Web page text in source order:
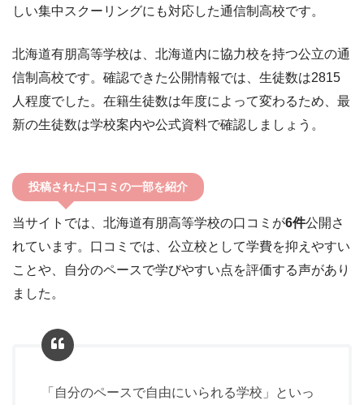
しい集中スクーリングにも対応した通信制高校です。
北海道有朋高等学校は、北海道内に協力校を持つ公立の通
信制高校です。確認できた公開情報では、生徒数は2815
人程度でした。在籍生徒数は年度によって変わるため、最
新の生徒数は学校案内や公式資料で確認しましょう。
投稿された口コミの一部を紹介
当サイトでは、北海道有朋高等学校の口コミが6件公開さ
れています。口コミでは、公立校として学費を抑えやすい
ことや、自分のペースで学びやすい点を評価する声があり
ました。
「自分のペースで自由にいられる学校」といっ